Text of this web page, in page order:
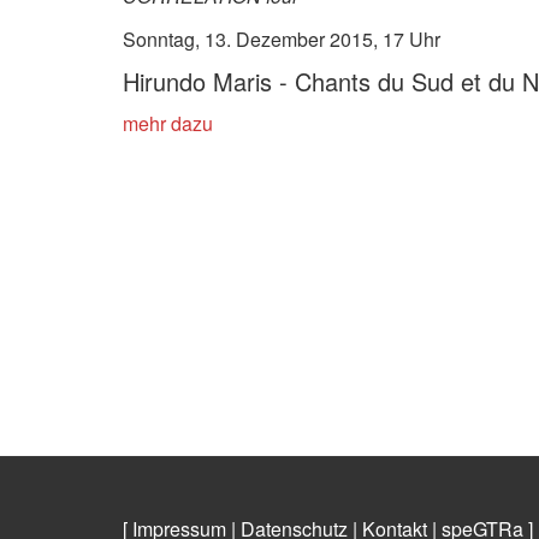
Sonntag, 13. Dezember 2015, 17 Uhr
Hirundo Maris - Chants du Sud et du
mehr dazu
[ Impressum | Datenschutz | Kontakt | speGTRa]